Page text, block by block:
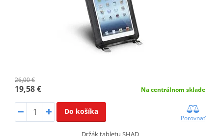
26,00 €
19,58 € Na centrálnom sklade
Do košíka
Porovnať
Držák tabletu SHAD